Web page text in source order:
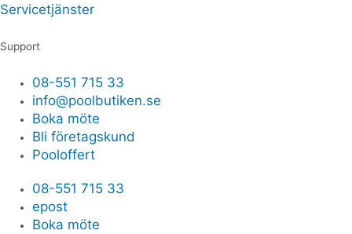
Servicetjänster
Support
08-551 715 33
info@poolbutiken.se
Boka möte
Bli företagskund
Pooloffert
08-551 715 33
epost
Boka möte